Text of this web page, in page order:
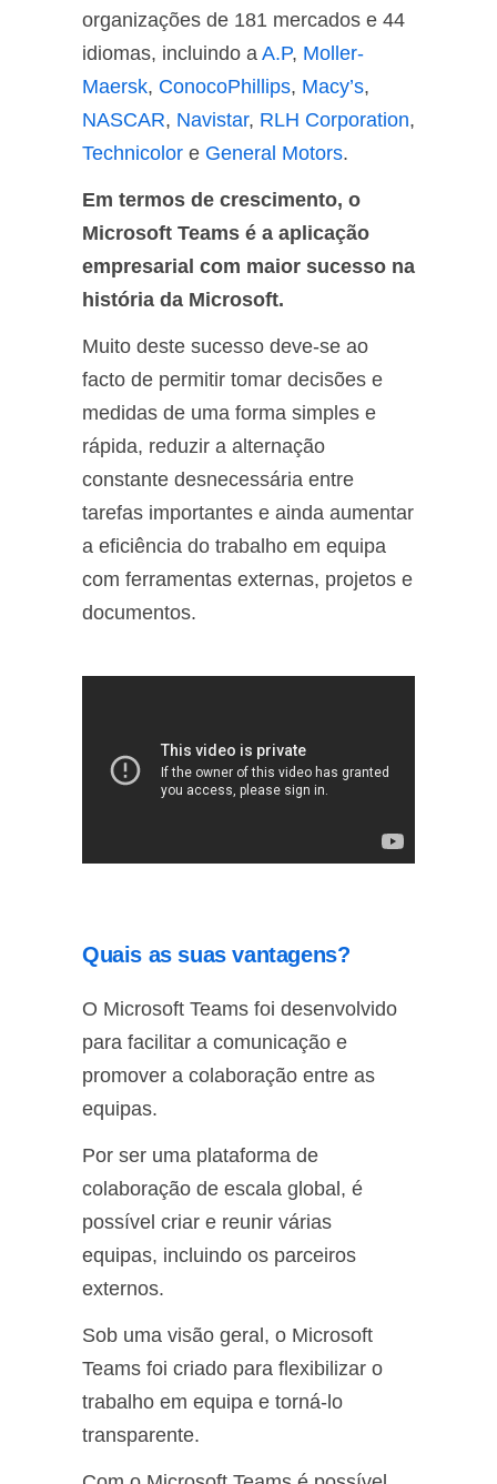
organizações de 181 mercados e 44
idiomas, incluindo a A.P, Moller-
Maersk, ConocoPhillips, Macy’s,
NASCAR, Navistar, RLH Corporation,
Technicolor e General Motors.
Em termos de crescimento, o
Microsoft Teams é a aplicação
empresarial com maior sucesso na
história da Microsoft.
Muito deste sucesso deve-se ao
facto de permitir tomar decisões e
medidas de uma forma simples e
rápida, reduzir a alternação
constante desnecessária entre
tarefas importantes e ainda aumentar
a eficiência do trabalho em equipa
com ferramentas externas, projetos e
documentos.
Quais as suas vantagens?
O Microsoft Teams foi desenvolvido
para facilitar a comunicação e
promover a colaboração entre as
equipas.
Por ser uma plataforma de
colaboração de escala global, é
possível criar e reunir várias
equipas, incluindo os parceiros
externos.
Sob uma visão geral, o Microsoft
Teams foi criado para flexibilizar o
trabalho em equipa e torná-lo
transparente.